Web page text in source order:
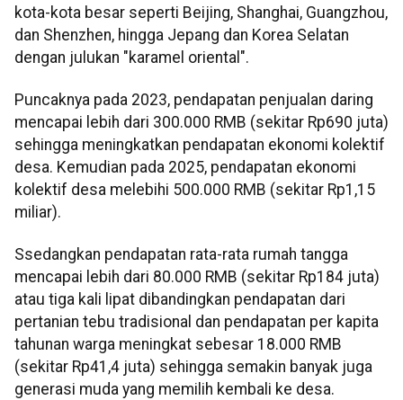
kota-kota besar seperti Beijing, Shanghai, Guangzhou,
dan Shenzhen, hingga Jepang dan Korea Selatan
dengan julukan "karamel oriental".
Puncaknya pada 2023, pendapatan penjualan daring
mencapai lebih dari 300.000 RMB (sekitar Rp690 juta)
sehingga meningkatkan pendapatan ekonomi kolektif
desa. Kemudian pada 2025, pendapatan ekonomi
kolektif desa melebihi 500.000 RMB (sekitar Rp1,15
miliar).
Ssedangkan pendapatan rata-rata rumah tangga
mencapai lebih dari 80.000 RMB (sekitar Rp184 juta)
atau tiga kali lipat dibandingkan pendapatan dari
pertanian tebu tradisional dan pendapatan per kapita
tahunan warga meningkat sebesar 18.000 RMB
(sekitar Rp41,4 juta) sehingga semakin banyak juga
generasi muda yang memilih kembali ke desa.